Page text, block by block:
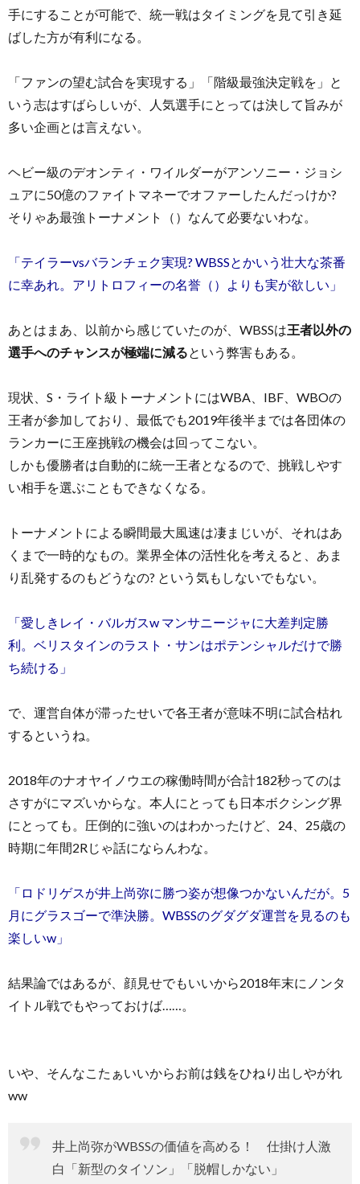
手にすることが可能で、統一戦はタイミングを見て引き延
ばした方が有利になる。
「ファンの望む試合を実現する」「階級最強決定戦を」と
いう志はすばらしいが、人気選手にとっては決して旨みが
多い企画とは言えない。
ヘビー級のデオンティ・ワイルダーがアンソニー・ジョシ
ュアに50億のファイトマネーでオファーしたんだっけか?
そりゃあ最強トーナメント（）なんて必要ないわな。
「テイラーvsバランチェク実現? WBSSとかいう壮大な茶番
に幸あれ。アリトロフィーの名誉（）よりも実が欲しい」
あとはまあ、以前から感じていたのが、WBSSは王者以外の
選手へのチャンスが極端に減る という弊害もある。
現状、S・ライト級トーナメントにはWBA、IBF、WBOの
王者が参加しており、最低でも2019年後半までは各団体の
ランカーに王座挑戦の機会は回ってこない。
しかも優勝者は自動的に統一王者となるので、挑戦しやす
い相手を選ぶこともできなくなる。
トーナメントによる瞬間最大風速は凄まじいが、それはあ
くまで一時的なもの。業界全体の活性化を考えると、あま
り乱発するのもどうなの? という気もしないでもない。
「愛しきレイ・バルガスw マンサニージャに大差判定勝
利。ベリスタインのラスト・サンはポテンシャルだけで勝
ち続ける」
で、運営自体が滞ったせいで各王者が意味不明に試合枯れ
するというね。
2018年のナオヤイノウエの稼働時間が合計182秒ってのは
さすがにマズいからな。本人にとっても日本ボクシング界
にとっても。圧倒的に強いのはわかったけど、24、25歳の
時期に年間2Rじゃ話にならんわな。
「ロドリゲスが井上尚弥に勝つ姿が想像つかないんだが。5
月にグラスゴーで準決勝。WBSSのグダグダ運営を見るのも
楽しいw」
結果論ではあるが、顔見せでもいいから2018年末にノンタ
イトル戦でもやっておけば……。
いや、そんなこたぁいいからお前は銭をひねり出しやがれ
ww
井上尚弥がWBSSの価値を高める！ 仕掛け人激
白「新型のタイソン」「脱帽しかない」